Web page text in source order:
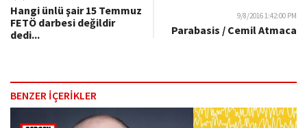
Hangi ünlü şair 15 Temmuz
FETÖ darbesi değildir
dedi...
9/8/2016 1:42:00 PM
Parabasis / Cemil Atmaca
BENZER İÇERİKLER